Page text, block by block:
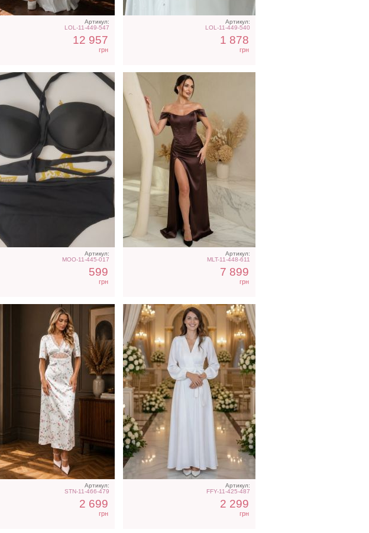
Артикул:
LOL-11-449-547
12 957
грн
Артикул:
LOL-11-449-540
1 878
грн
Артикул:
MOO-11-445-017
599
грн
Артикул:
MLT-11-448-611
7 899
грн
Артикул:
STN-11-466-479
2 699
грн
Длинное белое вечернее
платье на запах для
невесты
Артикул:
FFY-11-425-487
2 299
грн